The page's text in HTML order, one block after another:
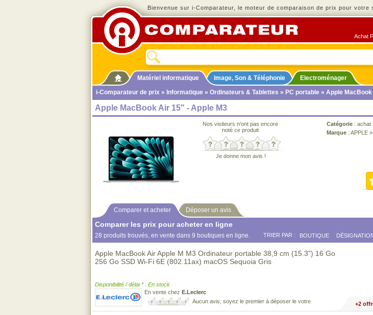
Bienvenue sur i-Comparateur, le moteur de comparaison de prix pour votre
Achat
Matériel informatique Image, Son & Téléphonie
Electroménager
i-Comparateur de prix » Informatique » Ordinateurs & Tablettes » PC portable » Apple
Apple MacBook Air 15" - Apple M3
Nos visiteurs n'ont pas encore
noté ce produit
Je donne mon avis !
Catégorie : achat
Marque : APPLE »
Comparer et acheter Déposer un avis
Comparer les prix pour acheter en ligne
28 produits trouvés, en vente dans 9 boutiques en ligne. TRIER PAR : BOUTIQUE
Apple MacBook Air Apple M M3 Ordinateur portable 38,9 cm (15.3") 16 Go
256 Go SSD Wi-Fi 6E (802.11ax) macOS Sequoia Gris
Disponibilité / délai * : En stock
En vente chez E.Leclerc
Aucun avis, soyez le premier à déposer le votre
+2